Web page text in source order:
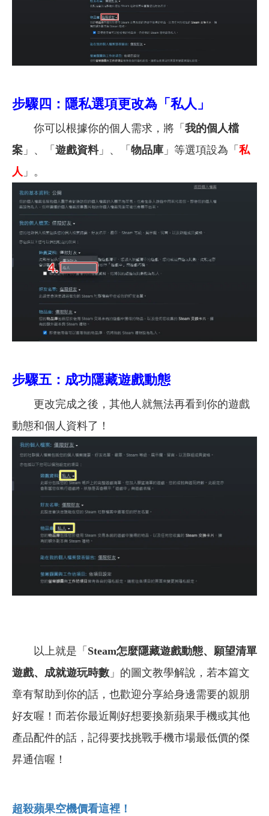
步驟四：隱私選項更改為「私人」
你可以根據你的個人需求，將「 我的個人檔
案 」、「 遊戲資料」、「 物品庫 」等選項設為「 私
人 」。
步驟五：成功隱藏遊戲動態
更改完成之後，其他人就無法再看到你的遊戲
動態和個人資料了！
以上就是「 Steam怎麼隱藏遊戲動態、 願望清單
遊戲、成就遊玩時數 」的圖文教學解說， 若本篇文
章有幫助到你的話，也歡迎分享給身邊需要的親朋
好友喔！而若你最近剛好想要換新蘋果手機或其他
產品配件的話，記得要找挑戰手機市場最低價的傑
昇通信喔！
超殺蘋果空機價看這裡！